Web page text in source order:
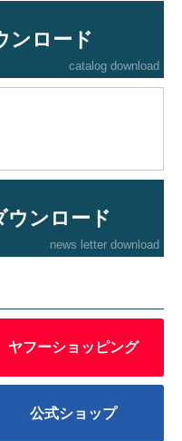
ンロード
catalog download
ウンロード
news letter download
ヤフーショッピング
公式ショップ